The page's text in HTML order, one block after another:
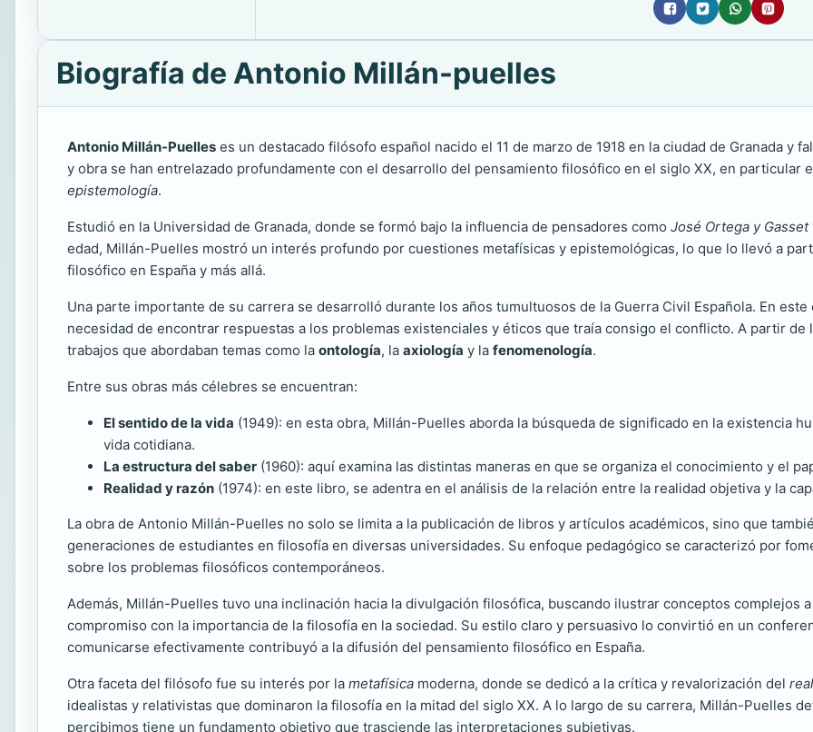
Biografía de Antonio Millán-puelles
Antonio Millán-Puelles es un destacado filósofo español nacido el 11 de marzo de 1918 en la ciudad de Granada y
y obra se han entrelazado profundamente con el desarrollo del pensamiento filosófico en el siglo XX, en particular
epistemología.
Estudió en la Universidad de Granada, donde se formó bajo la influencia de pensadores como José Ortega y Gasset
edad, Millán-Puelles mostró un interés profundo por cuestiones metafísicas y epistemológicas, lo que lo llevó a
filosófico en España y más allá.
Una parte importante de su carrera se desarrolló durante los años tumultuosos de la Guerra Civil Española. En
necesidad de encontrar respuestas a los problemas existenciales y éticos que traía consigo el conflicto. A partir
trabajos que abordaban temas como la ontología, la axiología y la fenomenología.
Entre sus obras más célebres se encuentran:
El sentido de la vida (1949): en esta obra, Millán-Puelles aborda la búsqueda de significado en la existencia
vida cotidiana.
La estructura del saber (1960): aquí examina las distintas maneras en que se organiza el conocimiento y el
Realidad y razón (1974): en este libro, se adentra en el análisis de la relación entre la realidad objetiva y la
La obra de Antonio Millán-Puelles no solo se limita a la publicación de libros y artículos académicos, sino que
generaciones de estudiantes en filosofía en diversas universidades. Su enfoque pedagógico se caracterizó por
sobre los problemas filosóficos contemporáneos.
Además, Millán-Puelles tuvo una inclinación hacia la divulgación filosófica, buscando ilustrar conceptos complejos
compromiso con la importancia de la filosofía en la sociedad. Su estilo claro y persuasivo lo convirtió en un
comunicarse efectivamente contribuyó a la difusión del pensamiento filosófico en España.
Otra faceta del filósofo fue su interés por la metafísica moderna, donde se dedicó a la crítica y revalorización del
idealistas y relativistas que dominaron la filosofía en la mitad del siglo XX. A lo largo de su carrera, Millán-Puelles
percibimos tiene un fundamento objetivo que trasciende las interpretaciones subjetivas.